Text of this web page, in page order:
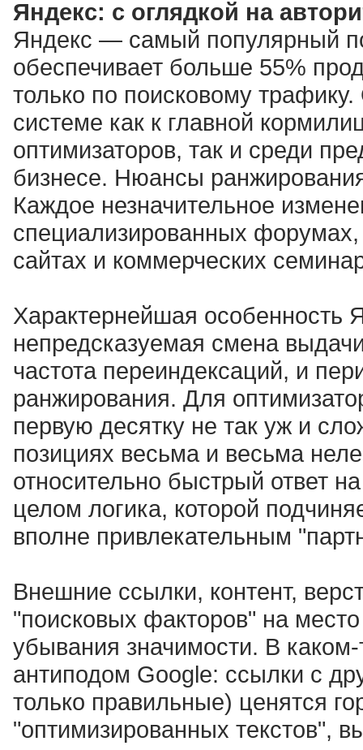
Яндекс: с оглядкой на
Яндекс — самый популярный
обеспечивает больше 55%
только по поисковому
системе как к главной
оптимизаторов, так и среди
бизнесе. Нюансы
Каждое незначительное
специализированных
сайтах и коммерческих
Характернейшая особенность
непредсказуемая смена
частота переиндексаций, и
ранжирования. Для
первую десятку не так уж и
позициях весьма и весьма
относительно быстрый ответ
целом логика, которой
вполне привлекательным
Внешние ссылки, контент,
"поисковых факторов" на
убывания значимости. В
антиподом Google: ссылки с
только правильные) ценятся
"оптимизированных текстов",